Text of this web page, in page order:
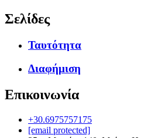
Σελίδες
Ταυτότητα
Διαφήμιση
Επικοινωνία
+30.6975757175
[email protected]